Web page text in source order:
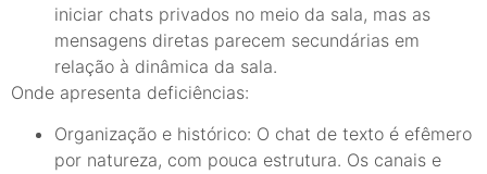
iniciar chats privados no meio da sala, mas as
mensagens diretas parecem secundárias em
relação à dinâmica da sala.
Onde apresenta deficiências:
Organização e histórico: O chat de texto é efêmero
por natureza, com pouca estrutura. Os canais e